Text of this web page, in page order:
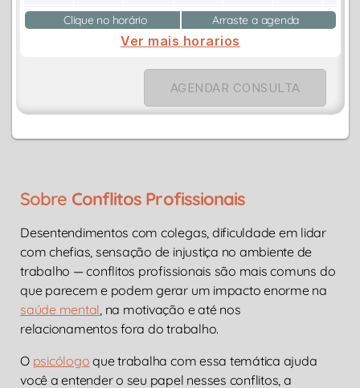
Clique no horário Arraste a agenda
Ver mais horarios
AGENDAR CONSULTA
Sobre Conflitos Profissionais
Desentendimentos com colegas, dificuldade em lidar
com chefias, sensação de injustiça no ambiente de
trabalho — conflitos profissionais são mais comuns do
que parecem e podem gerar um impacto enorme na
saúde mental, na motivação e até nos
relacionamentos fora do trabalho.
O psicólogo que trabalha com essa temática ajuda
você a entender o seu papel nesses conflitos, a